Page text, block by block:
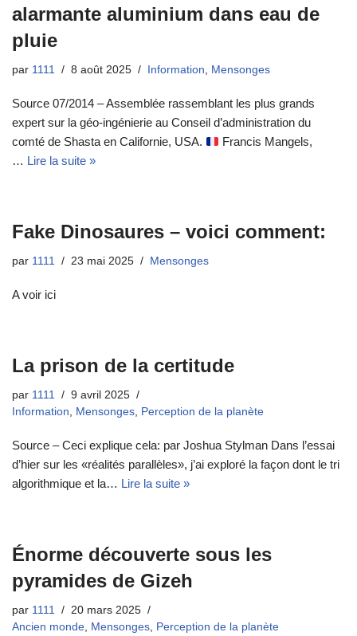
alarmante aluminium dans eau de
pluie
par 1111 8 août 2025 Information, Mensonges
Source 07/2014 – Assemblée rassemblant les plus grands
expert sur la géo-ingénierie au Conseil d’administration du
comté de Shasta en Californie, USA.
Francis Mangels,
… Lire la suite »
Fake Dinosaures – voici comment:
par 1111 23 mai 2025 Mensonges
A voir ici
La prison de la certitude
par 1111
9 avril 2025
Information, Mensonges, Perception de la planète
Source – Ceci explique cela: par Joshua Stylman Dans l’essai
d’hier sur les «réalités parallèles», j’ai exploré la façon dont le tri
algorithmique et la… Lire la suite »
Énorme découverte sous les
pyramides de Gizeh
par 1111
20 mars 2025
Ancien monde, Mensonges, Perception de la planète